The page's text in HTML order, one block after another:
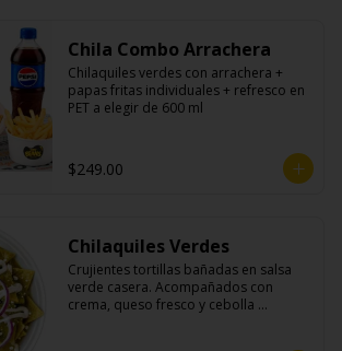
Chila Combo Arrachera
Chilaquiles verdes con arrachera +
papas fritas individuales + refresco en
PET a elegir de 600 ml
$249.00
Chilaquiles Verdes
Crujientes tortillas bañadas en salsa
verde casera. Acompañados con
crema, queso fresco y cebolla